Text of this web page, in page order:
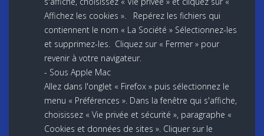
Affichez les cookies ». Repérez les fichiers qui
contiennent le nom « La Société » Sélectionnez-les
et supprimez-les. Cliquez sur « Fermer » pour
revenir à votre navigateur.
- Sous Apple Mac
Allez dans l'onglet « Firefox » puis sélectionnez le
menu « Préférences ». Dans la fenêtre qui s'affiche,
choisissez « Vie privée et sécurité », paragraphe «
Cookies et données de sites ». Cliquer sur le